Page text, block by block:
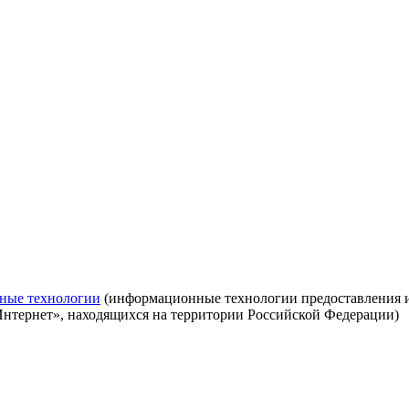
технологии (информационные технологии предоставления
находящихся на территории Российской Федерации)